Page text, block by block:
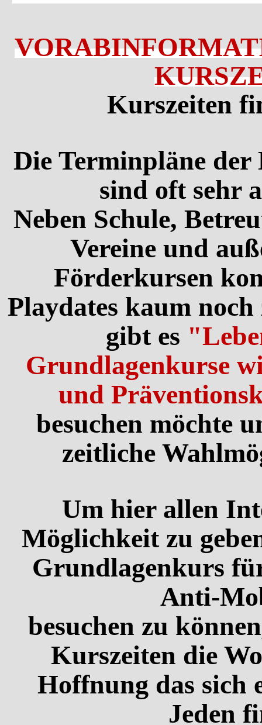
Kurszeiten
Die Terminpläne
sind oft sehr
Neben Schule,
Vereine und
Förderkursen
Playdates kaum
gibt es
Grundlagenkurse
und
besuchen möchte
zeitliche
Um hier allen
Möglichkeit zu
Grundlagenkurs
Anti-
besuchen zu
Kurszeiten die
Hoffnung das sich
Jeden